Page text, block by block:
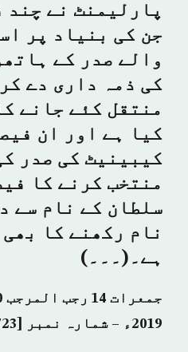
پارلیمنٹ نے چند
جن کی بنیاد پر
والے صدر کے
کی ذمہ داری دے
منتقل کئے جانے
کیا ہے اور ان
کیبینیٹ کی صدر
منتخب کرنے کا
سلطان کے نام سے
نام رکھنے کا
ہے۔(۔۔۔)
2019ء – شمارہ نمبر [14723]